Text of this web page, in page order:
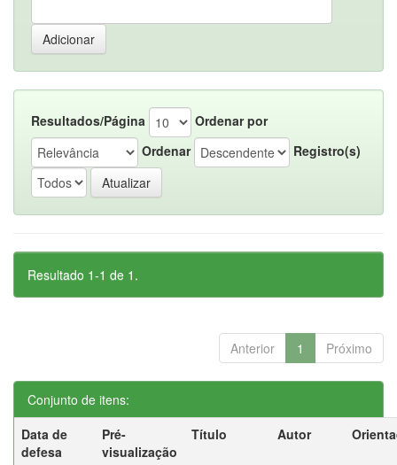
Resultados/Página
Ordenar por
Ordenar
Registro(s)
Resultado 1-1 de 1.
Anterior 1 Próximo
Conjunto de itens:
Data de
defesa
Pré-
visualização
Título Autor